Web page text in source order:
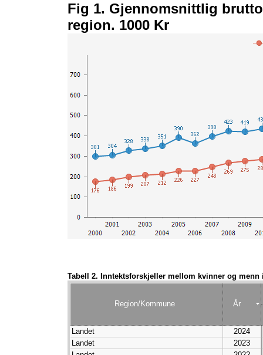
Landet
2004
351 400
Landet
304 300
Fig 1. Gjennomsnittlig
region. 1000 Kr
Tabell 2. Inntektsforskjeller mellom kvinner og
Region/Kommune År
Landet
2024
Landet
2023